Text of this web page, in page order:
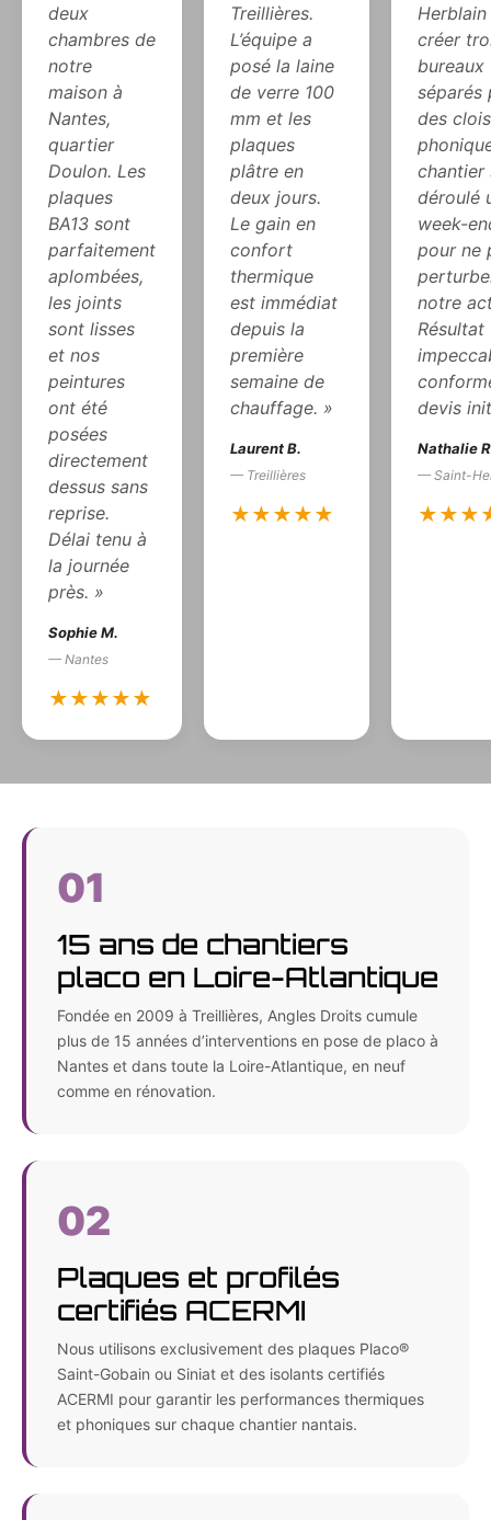
deux
chambres de
notre
maison à
Nantes,
quartier
Doulon. Les
plaques
BA13 sont
parfaitement
aplombées,
les joints
sont lisses
et nos
peintures
ont été
posées
directement
dessus sans
reprise.
Délai tenu à
la journée
près. »
Sophie M.
— Nantes
★★★★★
Treillières.
L’équipe a
posé la laine
de verre 100
mm et les
plaques
plâtre en
deux jours.
Le gain en
confort
thermique
est immédiat
depuis la
première
semaine de
chauffage. »
Laurent B.
— Treillières
★★★★★
créer
bureaux
séparés
des
chantier
déroulé
week-
pour ne
notre
Résultat
devis
Nathalie
— Saint-
01
15 ans de chantiers
placo en Loire-Atlantique
Fondée en 2009 à Treillières, Angles Droits cumule
plus de 15 années d’interventions en pose de placo à
Nantes et dans toute la Loire-Atlantique, en neuf
comme en rénovation.
02
Plaques et profilés
certifiés ACERMI
Nous utilisons exclusivement des plaques Placo®
Saint-Gobain ou Siniat et des isolants certifiés
ACERMI pour garantir les performances thermiques
et phoniques sur chaque chantier nantais.